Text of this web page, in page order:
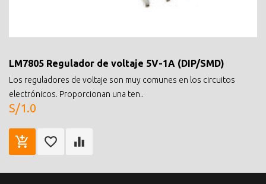
LM7805 Regulador de voltaje 5V-1A (DIP/SMD)
Los reguladores de voltaje son muy comunes en los circuitos
electrónicos. Proporcionan una ten..
S/1.0